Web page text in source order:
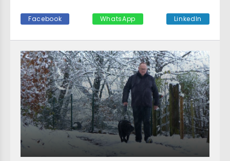
Facebook WhatsApp LinkedIn